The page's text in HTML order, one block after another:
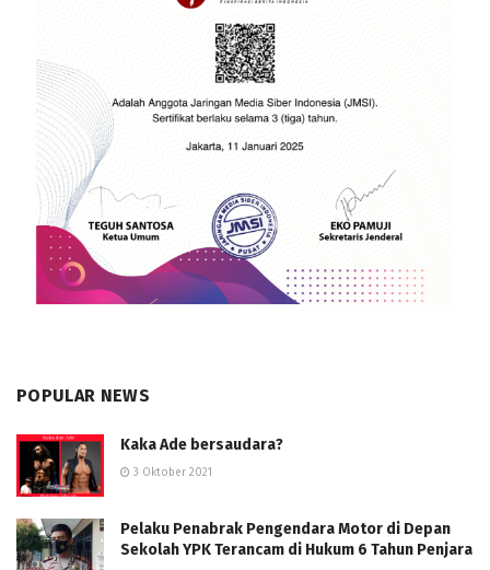
POPULAR NEWS
Kaka Ade bersaudara?
3 Oktober 2021
Pelaku Penabrak Pengendara Motor di Depan
Sekolah YPK Terancam di Hukum 6 Tahun Penjara